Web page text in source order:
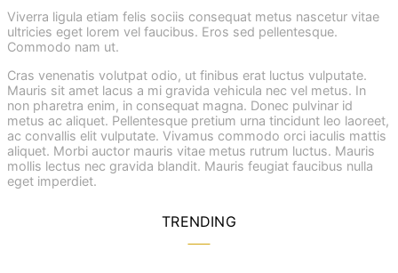
Viverra ligula etiam felis sociis consequat metus nascetur vitae
ultricies eget lorem vel faucibus. Eros sed pellentesque.
Commodo nam ut.
Cras venenatis volutpat odio, ut finibus erat luctus vulputate.
Mauris sit amet lacus a mi gravida vehicula nec vel metus. In
non pharetra enim, in consequat magna. Donec pulvinar id
metus ac aliquet. Pellentesque pretium urna tincidunt leo laoreet,
ac convallis elit vulputate. Vivamus commodo orci iaculis mattis
aliquet. Morbi auctor mauris vitae metus rutrum luctus. Mauris
mollis lectus nec gravida blandit. Mauris feugiat faucibus nulla
eget imperdiet.
TRENDING